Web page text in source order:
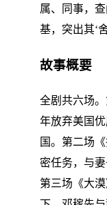
属、同事，
基，突出其‘
故事概要
全剧共六场
年放弃美国
国。第二场
密任务，与妻
第三场《大